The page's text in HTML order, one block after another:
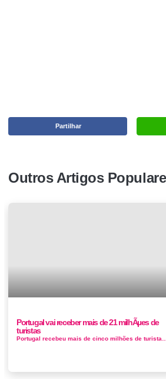
Partilhar
Outros Artigos
Portugal vai receber mais de 21 milhÃµes de
turistas